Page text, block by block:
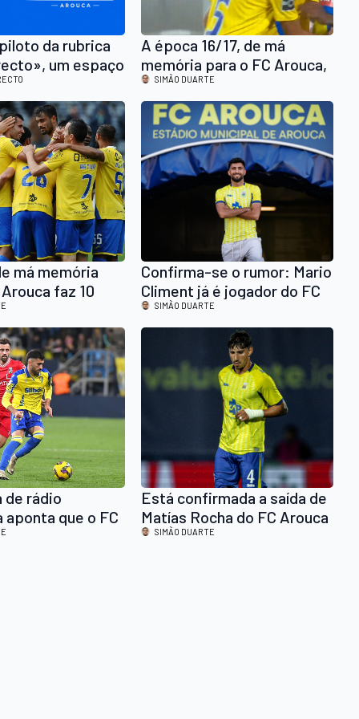
da rubrica
um espaço
rescaldo aos
Arouca
A época 16/17, de má
memória para o FC Arouca,
faz 10 anos: lenta subida,
onde Jorginho apareceu em
altas e, no final da 1ª volta, o
FCA estava a 3 pontos da
Europa
SIMÃO DUARTE
má memória
faz 10
17,
desceram
Liga em
bizarras, mas
caótico
nos quer
Confirma-se o rumor: Mario
Climent já é jogador do FC
Arouca
SIMÃO DUARTE
de rádio
aponta que o FC
fortemente
Está confirmada a saída de
Matías Rocha do FC Arouca
SIMÃO DUARTE